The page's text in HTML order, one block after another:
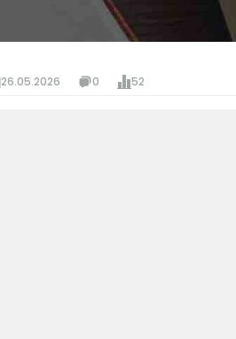
26.05.2026 0 52